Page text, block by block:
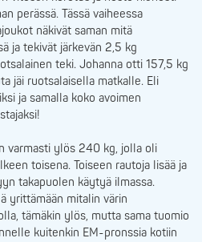
perässä. Tässä vaiheessa
näkivät saman mitä
ja tekivät järkevän 2,5 kg
teki. Johanna otti 157,5 kg
jäi ruotsalaisella matkalle. Eli
ja samalla koko avoimen
varmasti ylös 240 kg, jolla oli
toisena. Toiseen rautoja lisää ja
takapuolen käytyä ilmassa.
yrittämään mitalin värin
tämäkin ylös, mutta sama tuomio
kuitenkin EM-pronssia kotiin